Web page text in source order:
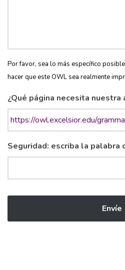
Por favor, sea lo más específico
hacer que este OWL sea realmente
¿Qué página necesita nuestra
Seguridad: escriba la palabra